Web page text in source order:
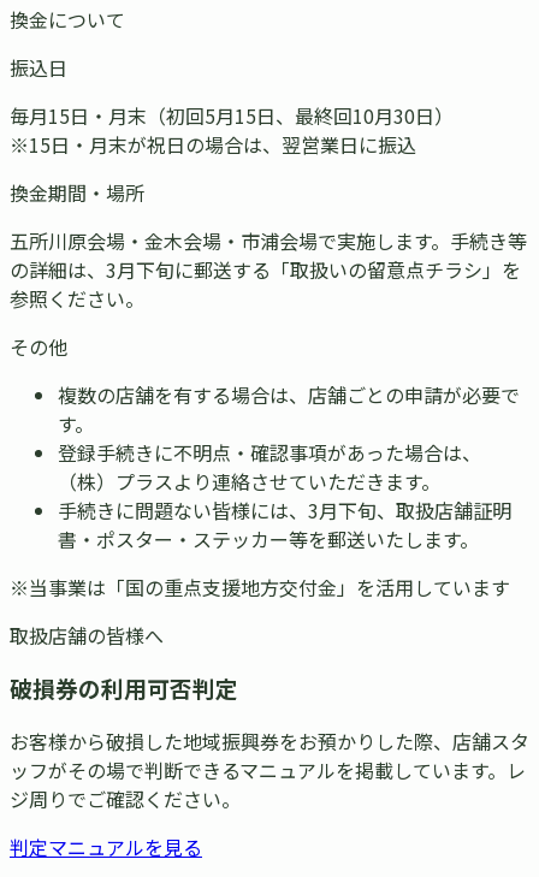
換金について
振込日
毎月15日・月末（初回5月15日、最終回10月30日）
※15日・月末が祝日の場合は、翌営業日に振込
換金期間・場所
五所川原会場・金木会場・市浦会場で実施します。手続き等
の詳細は、3月下旬に郵送する「取扱いの留意点チラシ」を
参照ください。
その他
複数の店舗を有する場合は、店舗ごとの申請が必要で
す。
登録手続きに不明点・確認事項があった場合は、
（株）プラスより連絡させていただきます。
手続きに問題ない皆様には、3月下旬、取扱店舗証明
書・ポスター・ステッカー等を郵送いたします。
※当事業は「国の重点支援地方交付金」を活用しています
取扱店舗の皆様へ
破損券の利用可否判定
お客様から破損した地域振興券をお預かりした際、店舗スタ
ッフがその場で判断できるマニュアルを掲載しています。レ
ジ周りでご確認ください。
判定マニュアルを見る